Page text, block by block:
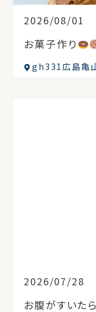
2026/08/01
お菓子作り
gh331広島亀
2026/07/28
お腹がすいたら